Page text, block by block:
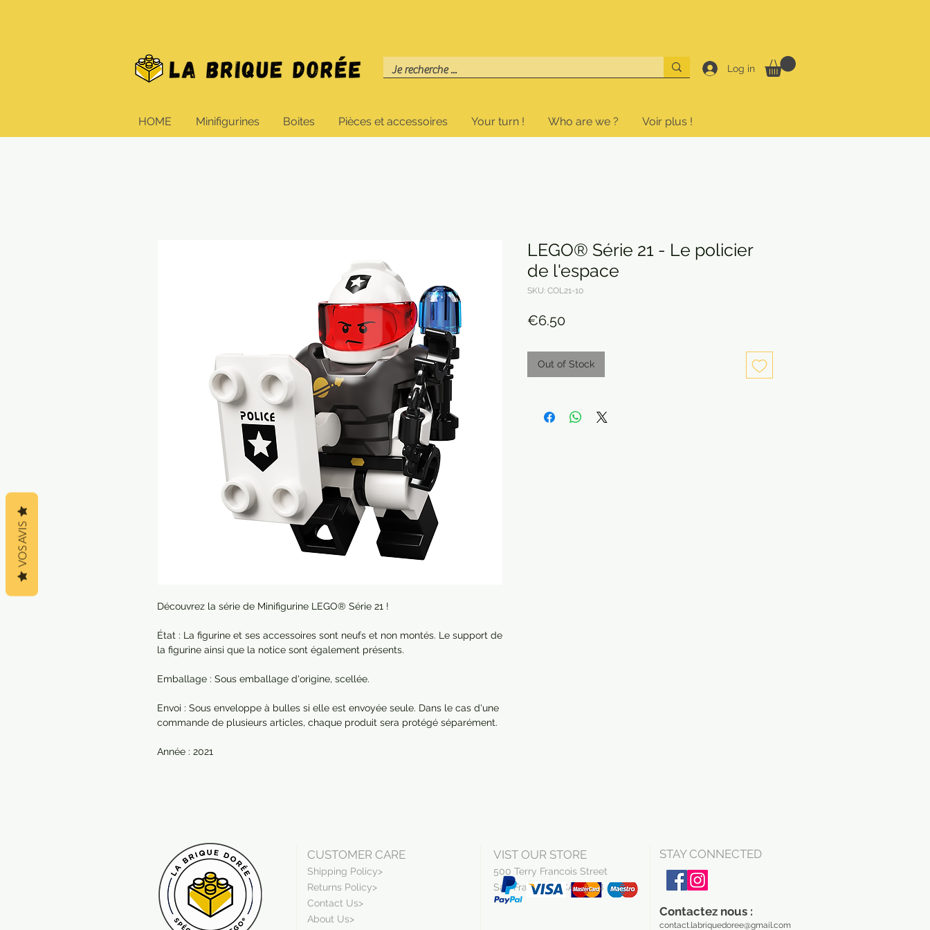
Log in
HOME Minifigurines Boites Pièces et accessoires Your turn ! Who are we ? Voir plus !
Découvrez la série de Minifigurine LEGO® Série 21 !
État : La figurine et ses accessoires sont neufs et non montés. Le support de
la figurine ainsi que la notice sont également présents.
Emballage : Sous emballage d'origine, scellée.
Envoi : Sous enveloppe à bulles si elle est envoyée seule. Dans le cas d'une
commande de plusieurs articles, chaque produit sera protégé séparément.
Année : 2021
LEGO® Série 21 - Le policier
de l'espace
SKU: COL21-10
€6.50Price
Out of Stock
CUSTOMER CARE
Shipping Policy>
Returns Policy>
Contact Us>
About Us>
VIST OUR STORE
500 Terry Francois Street
San Francisco, CA 94158
STAY CONNECTED
Contactez nous :
contact.labriquedoree@gmail.com
VOS AVIS